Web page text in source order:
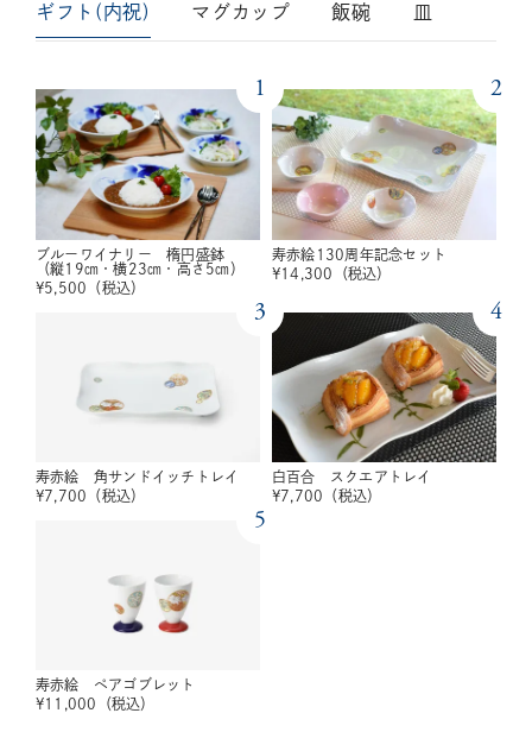
ギフト(内祝) マグカップ 飯碗 皿
1
ブルーワイナリー 楕円盛鉢
（縦19㎝・横23㎝・高さ5㎝）
¥5,500 （税込）
2
寿赤絵130周年記念セット
¥14,300 （税込）
3
寿赤絵 角サンドイッチトレイ
¥7,700 （税込）
4
白百合 スクエアトレイ
¥7,700 （税込）
5
寿赤絵 ペアゴブレット
¥11,000 （税込）